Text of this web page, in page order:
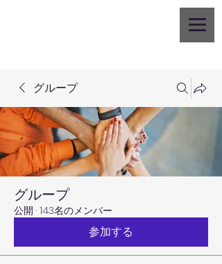
グループ
グループ
公開 · 143名のメンバー
参加する